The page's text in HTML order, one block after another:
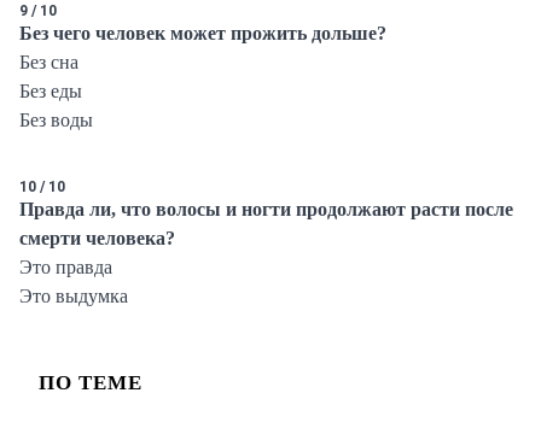
9 / 10
Без чего человек может прожить дольше?
Без сна
Без еды
Без воды
10 / 10
Правда ли, что волосы и ногти продолжают расти после
смерти человека?
Это правда
Это выдумка
ПО ТЕМЕ